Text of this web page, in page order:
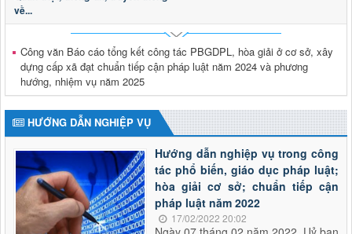
Thời gian đăng: 19/06/2026
lượt xem: 152 | lượt tải:141
Triển khai tổng rà soát hệ thống văn bản quy phạm pháp
luật trên địa bàn tỉnh Lai Châu
Thời gian đăng: 28/04/2026
Thông báo tuyển dụng viên chức
Thông báo tuyển dụng viên chức trong đơn vị sự nghiệp
công lập thuộc Sở Tư pháp tỉnh Lai Châu năm 2026
Thời gian đăng: 29/01/2026
lượt xem: 613 | lượt tải:178
2624/QĐ-UBND
Quyết định thành lập Hội đồng phối hợp phổ biến, giáo dục
về...
Công văn Báo cáo tổng kết công tác PBGDPL, hòa giải ở cơ sở, xây
dựng cấp xã đạt chuẩn tiếp cận pháp luật năm 2024 và phương
hướng, nhiệm vụ năm 2025
HƯỚNG DẪN NGHIỆP VỤ
Hướng dẫn nghiệp vụ trong công
tác phổ biến, giáo dục pháp luật;
hòa giải cơ sở; chuẩn tiếp cận
pháp luật năm 2022
17/02/2022 20:02